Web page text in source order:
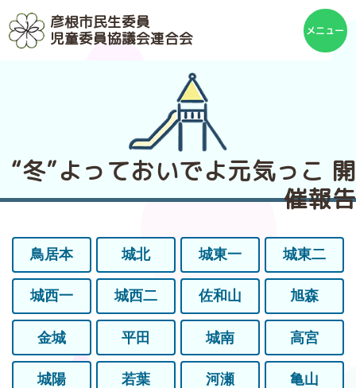
彦根市民生委員
児童委員協議会連合会
“冬”よっておいでよ元気っこ 開
催報告
鳥居本 城北 城東一 城東二
城西一 城西二 佐和山 旭森
金城 平田 城南 高宮
城陽 若葉 河瀬 亀山